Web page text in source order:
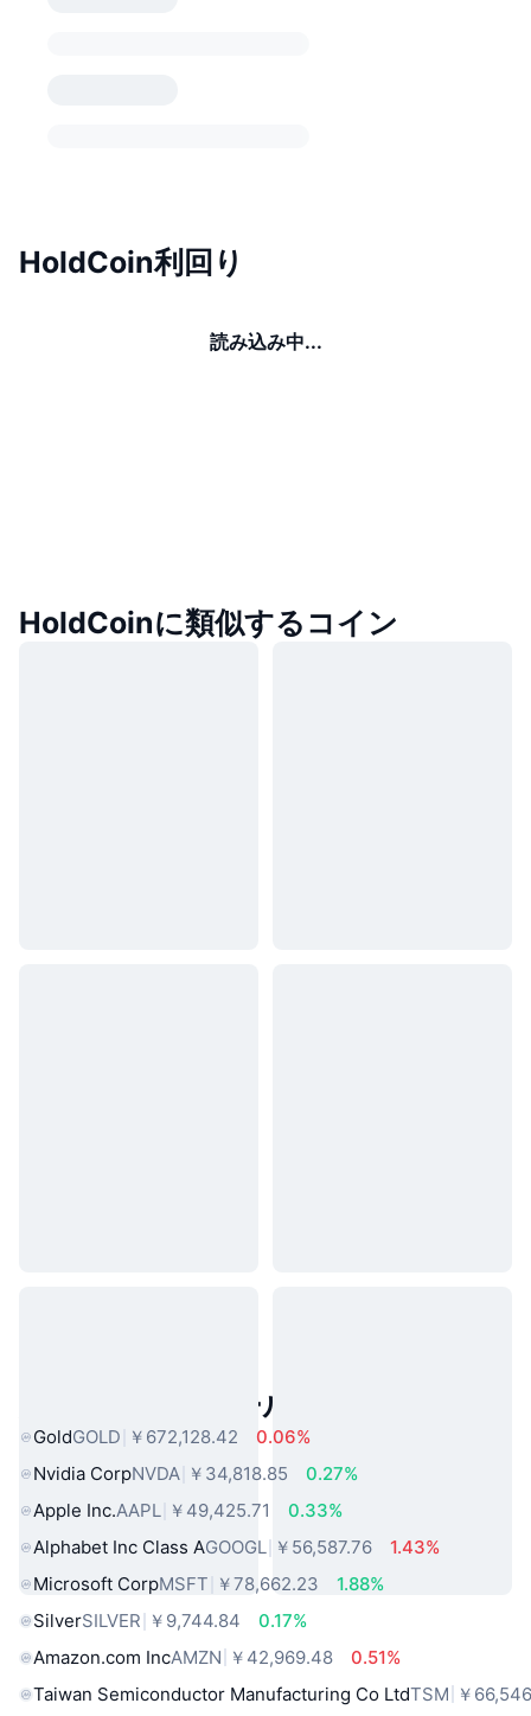
HoldCoin利回り
読み込み中...
HoldCoinに類似するコイン
人気のリアルワールドアセット
GoldGOLD ￥672,128.42
0.06%
Nvidia CorpNVDA ￥34,818.85
0.27%
Apple Inc.AAPL ￥49,425.71
0.33%
Alphabet Inc Class AGOOGL ￥56,587.76
1.43%
Microsoft CorpMSFT ￥78,662.23
1.88%
SilverSILVER ￥9,744.84
0.17%
Amazon.com IncAMZN ￥42,969.48
0.51%
Taiwan Semiconductor Manufacturing Co LtdTSM ￥